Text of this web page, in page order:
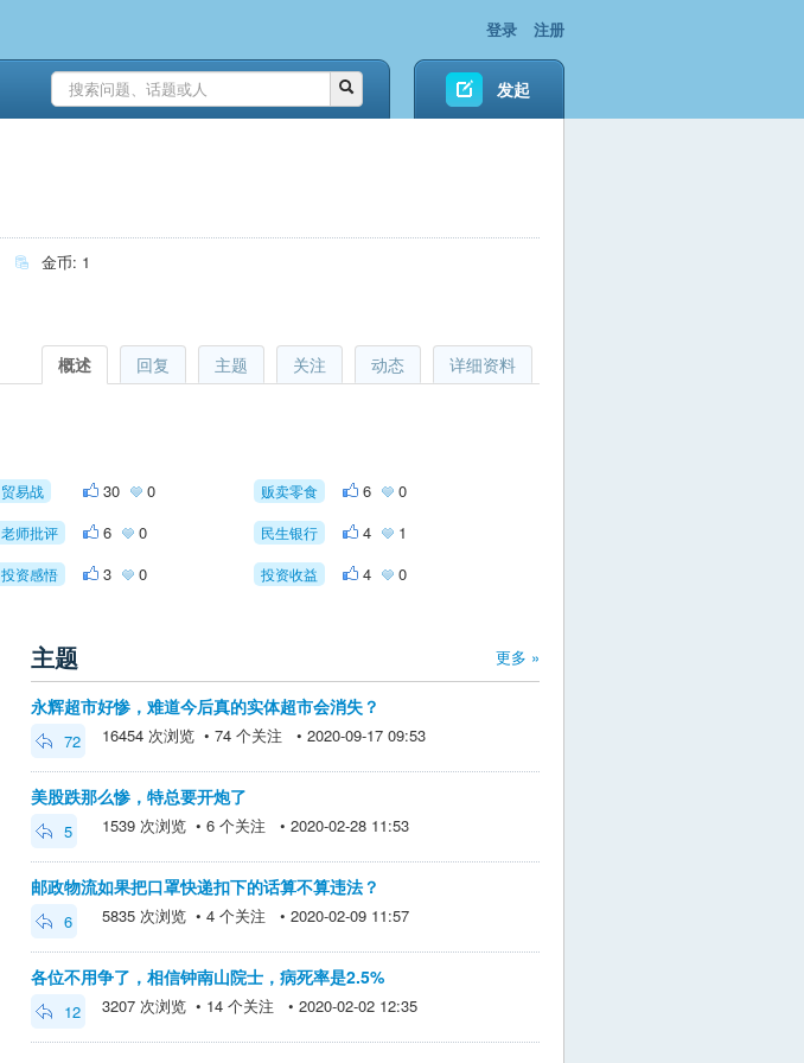
登录 注册
发起
 金币: 1
详细资料
动态
关注
主题
回复
概述
贸易战 30 0 贩卖零食 6 0
老师批评 6 0 民生银行 4 1
投资感悟 3 0 投资收益 4 0
更多 »
主题
永辉超市好惨，难道今后真的实体超市会消失？
72 16454 次浏览 • 74 个关注 • 2020-09-17 09:53
美股跌那么惨，特总要开炮了
5 1539 次浏览 • 6 个关注 • 2020-02-28 11:53
邮政物流如果把口罩快递扣下的话算不算违法？
6 5835 次浏览 • 4 个关注 • 2020-02-09 11:57
各位不用争了，相信钟南山院士，病死率是2.5%
12 3207 次浏览 • 14 个关注 • 2020-02-02 12:35